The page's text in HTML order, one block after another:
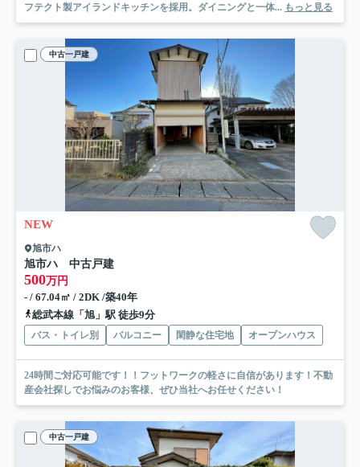
フテクト製アイランドキッチンを採用。ダイニングと一体... もっと見る
中古一戸建
NEW
旭市ハ
旭市ハ 中古戸建
500万円
- / 67.04㎡ / 2DK /築40年
総武本線「旭」駅 徒歩9分
バス・トイレ別 バルコニー 閑静な住宅地 オープンハウス
24時間ご対応可能です！！フットワークの軽さに自信があります！不動
産会社探しでお悩みのお客様、ぜひ当社へお任せください！
中古一戸建